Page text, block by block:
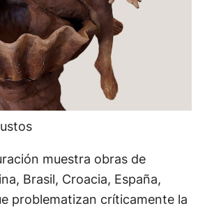
muestra obras de
Brasil, Croacia, España,
problematizan críticamente la